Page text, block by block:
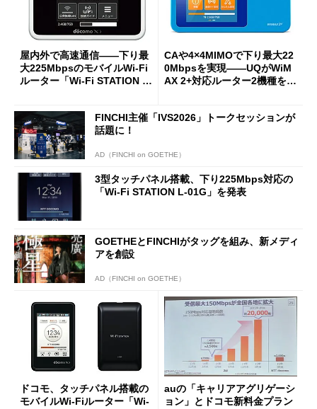
屋内外で高速通信――下り最
大225MbpsのモバイルWi-Fi
ルーター「Wi-Fi STATION H
CAや4×4MIMOで下り最大22
0Mbpsを実現――UQがWiM
AX 2+対応ルーター2機種を発
FINCHI主催「IVS2026」トークセッションが
話題に！
AD（FINCHI on GOETHE）
3型タッチパネル搭載、下り225Mbps対応の
「Wi-Fi STATION L-01G」を発表
GOETHEとFINCHIがタッグを組み、新メディ
アを創設
AD（FINCHI on GOETHE）
ドコモ、タッチパネル搭載の
モバイルWi-Fiルーター「Wi-
auの「キャリアアグリゲーシ
ョン」とドコモ新料金プラン